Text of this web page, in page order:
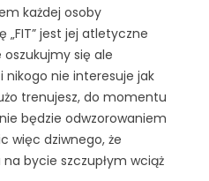
każdej osoby
jest jej atletyczne
oszukujmy się ale
nie interesuje jak
trenujesz, do momentu
będzie odwzorowaniem
więc dziwnego, że
bycie szczupłym wciąż